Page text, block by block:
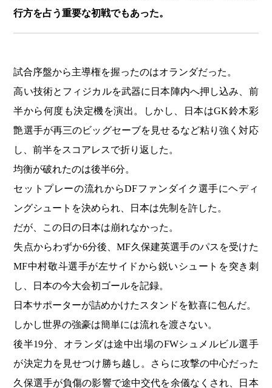
行方を占う重要な初戦でもあった。
試合序盤から主導権を握ったのはオランダだった。
高い技術とフィジカルを武器に日本陣内へ押し込み、前
半から何度も決定機を演出。しかし、日本はGK鈴木彩
艶選手が再三のビッグセーブを見せるなど粘り強く対応
し、前半をスコアレスで折り返した。
均衡が破れたのは後半6分。
セットプレーの流れからDFファンダイク選手にヘディ
ングシュートを決められ、日本は先制を許した。
だが、この日の日本は崩れなかった。
失点からわずか6分後、MF久保建英選手のパスを受けた
MF中村敬斗選手が左サイドから鋭いシュートを突き刺
し、日本の今大会初ゴールを記録。
日本サポーターが詰めかけたスタンドを歓喜に包んだ。
しかし世界の強豪は簡単には流れを渡さない。
後半19分、オランダは途中出場のFWシュメルビル選手
が決定力を見せつけ勝ち越し。さらに攻撃の中心だった
久保選手が負傷の影響で途中交代を余儀なくされ、日本